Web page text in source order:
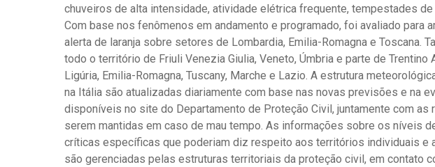
chuveiros de alta intensidade, atividade elétrica frequente, tempestades
Com base nos fenômenos em andamento e programado, foi avaliado para
alerta de laranja sobre setores de Lombardia, Emilia-Romagna e Toscana.
todo o território de Friuli Venezia Giulia, Veneto, Úmbria e parte de Trentino
Ligúria, Emilia-Romagna, Tuscany, Marche e Lazio. A estrutura
na Itália são atualizadas diariamente com base nas novas previsões e na
disponíveis no site do Departamento de Proteção Civil, juntamente com as
serem mantidas em caso de mau tempo. As informações sobre os níveis
críticas específicas que poderiam diz respeito aos territórios individuais e
são gerenciadas pelas estruturas territoriais da proteção civil, em contato